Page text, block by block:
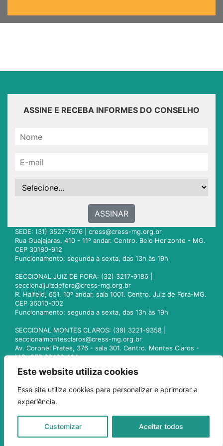
Este website utiliza cookies
Esse site utiliza cookies para personalizar e aprimorar a
experiência.
Customizar Aceitar todos
ASSINE E RECEBA INFORMES DO CONSELHO
ASSINAR
SEDE: (31) 3527-7676 | cress@cress-mg.org.br
Rua Guajajaras, 410 - 11º andar. Centro. Belo Horizonte - MG.
CEP 30180-912
Funcionamento: segunda a sexta, das 13h às 19h
SECCIONAL JUIZ DE FORA: (32) 3217-9186 |
seccionaljuizdefora@cress-mg.org.br
R. Halfeld, 651. 10º andar, sala 1001. Centro. Juiz de Fora-MG.
CEP 36010-002
Funcionamento: segunda a sexta, das 13h às 19h
SECCIONAL MONTES CLAROS: (38) 3221-9358 |
seccionalmontesclaros@cress-mg.org.br
Av. Coronel Prates, 376 - sala 301. Centro. Montes Claros -
MG. CEP 39400-104
seccionaluberlandia@cress-mg.org.br
Av. Afonso Pena, 547 - sala 101. Uberlândia - MG. CEP